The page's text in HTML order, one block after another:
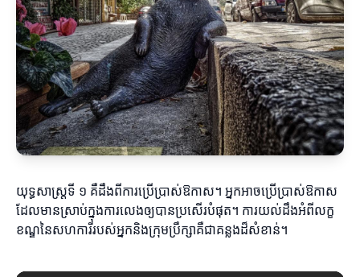
យុទ្ធសាស្ត្រទី ១ គឺដឹងពីការប្រើប្រាស់ឱកាស។ អ្នកអាចប្រើប្រាស់ឱកាស
ដែលមានស្រាប់ក្នុងការលេងឲ្យបានប្រសើរបំផុត។ ការយល់ដឹងអំពីលក្ខ
ខណ្ឌនៃសហការីរបស់អ្នកនិងក្រុមប្រឹក្សាគឺជាគន្លងដ៏សំខាន់។